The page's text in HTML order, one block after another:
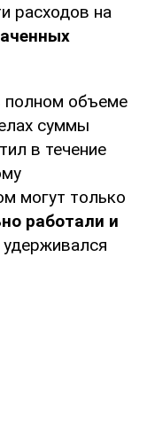
расходов на
полном объеме
суммы
в течение
могут только
работали и